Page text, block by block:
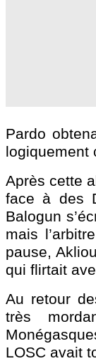
Pardo
logiquement
Après cette
face à des
Balogun
mais
pause,
qui flirtait
Au retour
très
LOSC avait